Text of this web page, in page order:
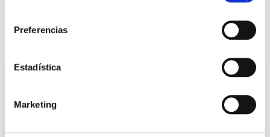
Preferencias
Estadística
Marketing